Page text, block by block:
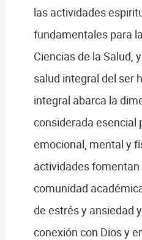
las actividades
fundamentales para
Ciencias de la Salud,
salud integral del ser
integral abarca la
considerada esencial
emocional, mental y
actividades fomentan
comunidad
de estrés y ansiedad
conexión con Dios y